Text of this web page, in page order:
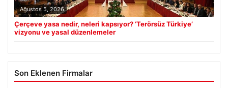
Ağustos 5, 2026
Çerçeve yasa nedir, neleri kapsıyor? ‘Terörsüz Türkiye’
vizyonu ve yasal düzenlemeler
Son Eklenen Firmalar